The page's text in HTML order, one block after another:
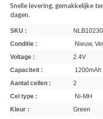
Snelle levering, gemakkelijke
dagen.
SKU :
NLB10230
Conditie :
Nieuw,
Voltage :
2.4V
Capaciteit :
1200mAh
Aantal cellen :
2
Cel type :
Ni-MH
Kleur :
Green